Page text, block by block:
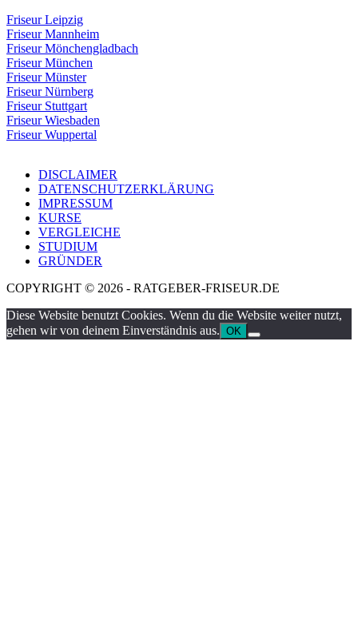
Friseur Leipzig
Friseur Mannheim
Friseur Mönchengladbach
Friseur München
Friseur Münster
Friseur Nürnberg
Friseur Stuttgart
Friseur Wiesbaden
Friseur Wuppertal
DISCLAIMER
DATENSCHUTZERKLÄRUNG
IMPRESSUM
KURSE
VERGLEICHE
STUDIUM
GRÜNDER
COPYRIGHT © 2026 - RATGEBER-FRISEUR.DE
Diese Website benutzt Cookies. Wenn du die Website weiter nutzt,
gehen wir von deinem Einverständnis aus. OK